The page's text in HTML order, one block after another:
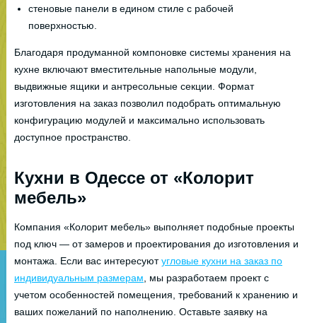
стеновые панели в едином стиле с рабочей
поверхностью.
Благодаря продуманной компоновке системы хранения на
кухне включают вместительные напольные модули,
выдвижные ящики и антресольные секции. Формат
изготовления на заказ позволил подобрать оптимальную
конфигурацию модулей и максимально использовать
доступное пространство.
Кухни в Одессе от «Колорит
мебель»
Компания «Колорит мебель» выполняет подобные проекты
под ключ — от замеров и проектирования до изготовления и
монтажа. Если вас интересуютугловые кухни на заказ по
индивидуальным размерам , мы разработаем проект с
учетом особенностей помещения, требований к хранению и
ваших пожеланий по наполнению. Оставьте заявку на